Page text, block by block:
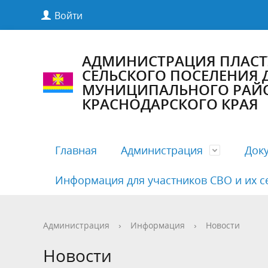
Войти
АДМИНИСТРАЦИЯ
СЕЛЬСКОГО ПОСЕЛЕНИЯ
МУНИЦИПАЛЬНОГО
КРАСНОДАРСКОГО КРАЯ
Главная Администрация
Полномочия, задачи и функции
Антикоррупционная экспертиза
Комиссии Совета
Информация для участников СВО и их
Администрация › Информация › Новости
Новости